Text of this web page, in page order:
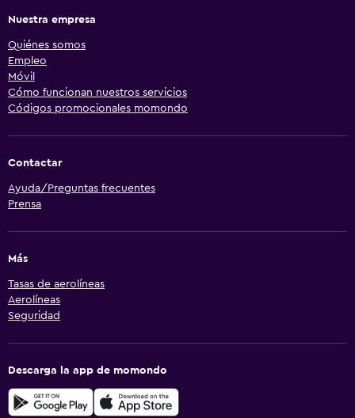
Nuestra empresa
Quiénes somos
Empleo
Móvil
Cómo funcionan nuestros servicios
Códigos promocionales momondo
Contactar
Ayuda/Preguntas frecuentes
Prensa
Más
Tasas de aerolíneas
Aerolíneas
Seguridad
Descarga la app de momondo